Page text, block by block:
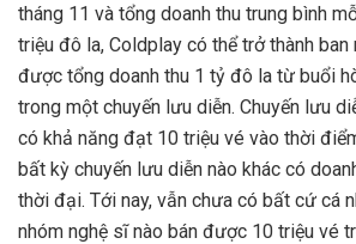
tháng 11 và tổng doanh thu trung bình
triệu đô la, Coldplay có thể trở thành
được tổng doanh thu 1 tỷ đô la từ buổi
trong một chuyến lưu diễn. Chuyến lưu
có khả năng đạt 10 triệu vé vào thời
bất kỳ chuyến lưu diễn nào khác có
thời đại. Tới nay, vẫn chưa có bất cứ cá
nhóm nghệ sĩ nào bán được 10 triệu vé